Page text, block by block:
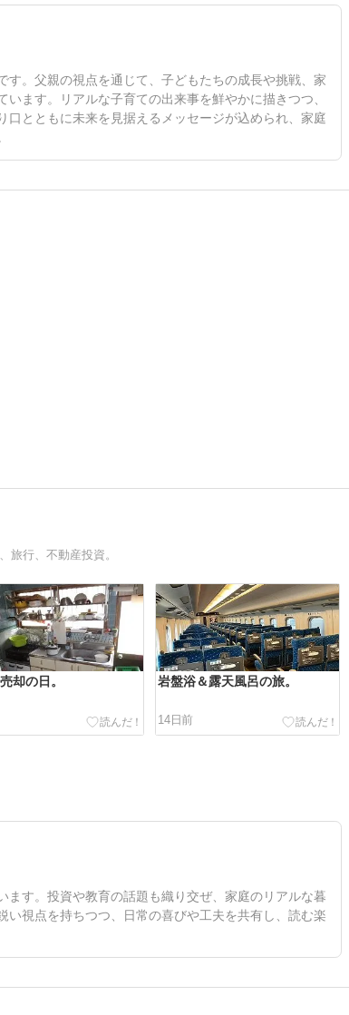
。父親の視点を通じて、子どもたちの成長や挑戦、家
ます。リアルな子育ての出来事を鮮やかに描きつつ、
とともに未来を見据えるメッセージが込められ、家庭
旅行、不動産投資。
却の日。 岩盤浴＆露天風呂の旅。
14日前
す。投資や教育の話題も織り交ぜ、家庭のリアルな暮
視点を持ちつつ、日常の喜びや工夫を共有し、読む楽